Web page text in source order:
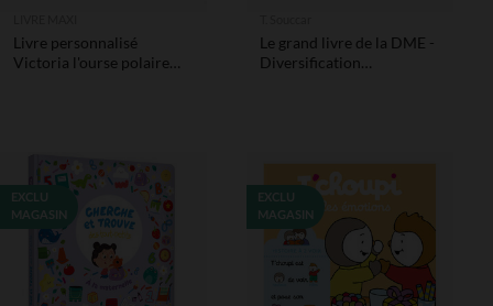
Livre personnalisé
Victoria l'ourse polaire
Le grand livre de la DME -
Diversification
EXCLU
MAGASIN
EXCLU
MAGASIN